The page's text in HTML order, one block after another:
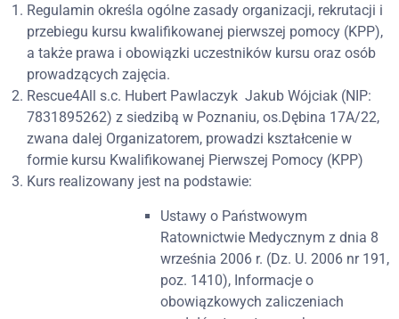
Regulamin określa ogólne zasady organizacji, rekrutacji i
przebiegu kursu kwalifikowanej pierwszej pomocy (KPP),
a także prawa i obowiązki uczestników kursu oraz osób
prowadzących zajęcia.
Rescue4All s.c. Hubert Pawlaczyk Jakub Wójciak (NIP:
7831895262) z siedzibą w Poznaniu, os.Dębina 17A/22,
zwana dalej Organizatorem, prowadzi kształcenie w
formie kursu Kwalifikowanej Pierwszej Pomocy (KPP)
Kurs realizowany jest na podstawie:
Ustawy o Państwowym
Ratownictwie Medycznym z dnia 8
września 2006 r. (Dz. U. 2006 nr 191,
poz. 1410), Informacje o
obowiązkowych zaliczeniach